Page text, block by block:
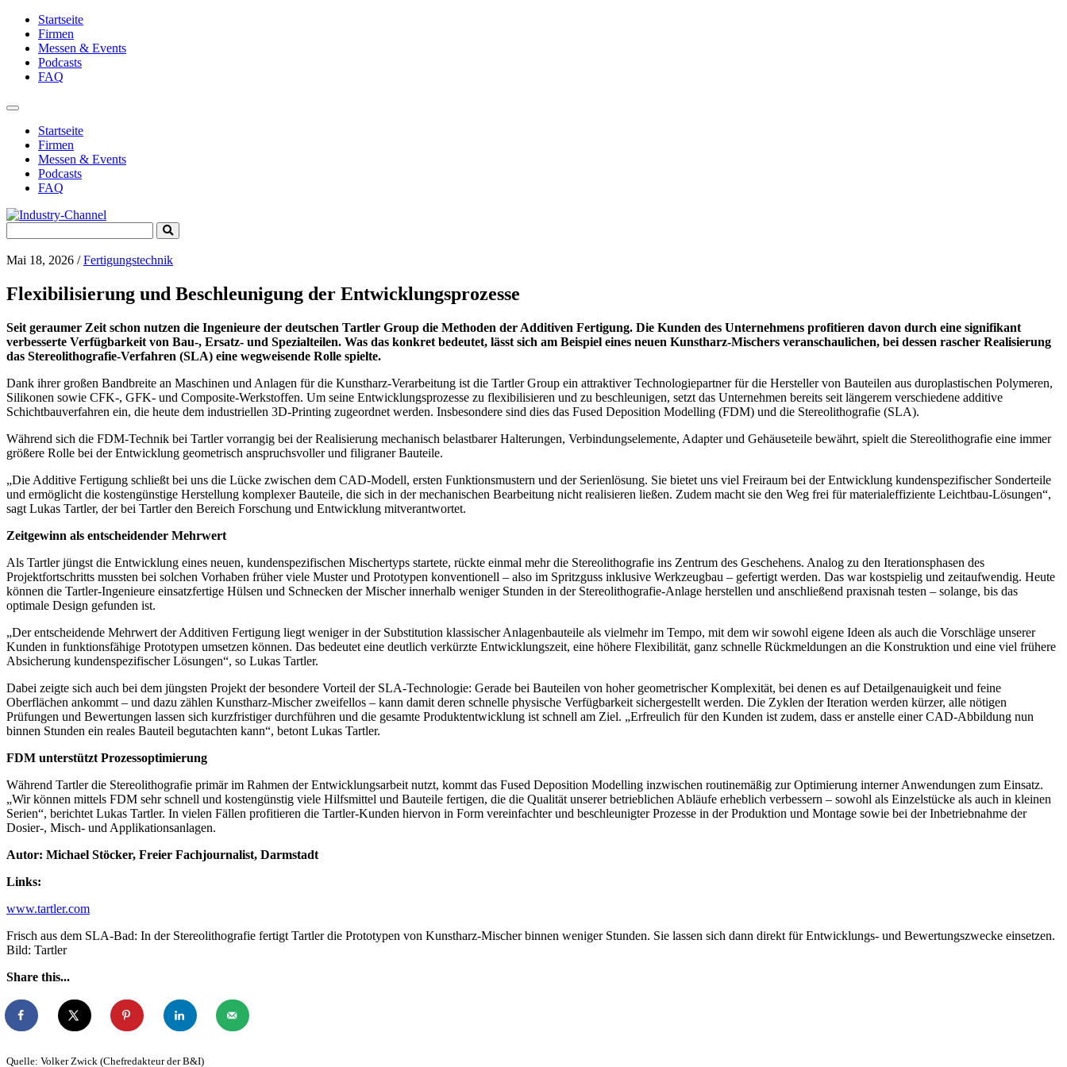
Startseite
Firmen
Messen & Events
Podcasts
FAQ
Toggle
navigationStartseite
Firmen
Messen & Events
Podcasts
FAQ
for:
Submit
Search
Mai 18, 2026 /Fertigungstechnik
Flexibilisierung und Beschleunigung der Entwicklungsprozesse
Seit geraumer Zeit schon nutzen die Ingenieure der deutschen Tartler Group die Methoden der Additiven Fertigung. Die Kunden des Unternehmens profitieren davon durch eine signifikant
verbesserte Verfügbarkeit von Bau-, Ersatz- und Spezialteilen. Was das konkret bedeutet, lässt sich am Beispiel eines neuen Kunstharz-Mischers veranschaulichen, bei dessen rascher Realisierung
das Stereolithografie-Verfahren (SLA) eine wegweisende Rolle spielte.
Dank ihrer großen Bandbreite an Maschinen und Anlagen für die Kunstharz-Verarbeitung ist die Tartler Group ein attraktiver Technologiepartner für die Hersteller von Bauteilen aus duroplastischen Polymeren,
Silikonen sowie CFK-, GFK- und Composite-Werkstoffen. Um seine Entwicklungsprozesse zu flexibilisieren und zu beschleunigen, setzt das Unternehmen bereits seit längerem verschiedene additive
Schichtbauverfahren ein, die heute dem industriellen 3D-Printing zugeordnet werden. Insbesondere sind dies das Fused Deposition Modelling (FDM) und die Stereolithografie (SLA).
Während sich die FDM-Technik bei Tartler vorrangig bei der Realisierung mechanisch belastbarer Halterungen, Verbindungselemente, Adapter und Gehäuseteile bewährt, spielt die Stereolithografie eine immer
größere Rolle bei der Entwicklung geometrisch anspruchsvoller und filigraner Bauteile.
„Die Additive Fertigung schließt bei uns die Lücke zwischen dem CAD-Modell, ersten Funktionsmustern und der Serienlösung. Sie bietet uns viel Freiraum bei der Entwicklung kundenspezifischer Sonderteile
und ermöglicht die kostengünstige Herstellung komplexer Bauteile, die sich in der mechanischen Bearbeitung nicht realisieren ließen. Zudem macht sie den Weg frei für materialeffiziente Leichtbau-Lösungen“,
sagt Lukas Tartler, der bei Tartler den Bereich Forschung und Entwicklung mitverantwortet.
Zeitgewinn als entscheidender Mehrwert
Als Tartler jüngst die Entwicklung eines neuen, kundenspezifischen Mischertyps startete, rückte einmal mehr die Stereolithografie ins Zentrum des Geschehens. Analog zu den Iterationsphasen des
Projektfortschritts mussten bei solchen Vorhaben früher viele Muster und Prototypen konventionell – also im Spritzguss inklusive Werkzeugbau – gefertigt werden. Das war kostspielig und zeitaufwendig. Heute
können die Tartler-Ingenieure einsatzfertige Hülsen und Schnecken der Mischer innerhalb weniger Stunden in der Stereolithografie-Anlage herstellen und anschließend praxisnah testen – solange, bis das
optimale Design gefunden ist.
„Der entscheidende Mehrwert der Additiven Fertigung liegt weniger in der Substitution klassischer Anlagenbauteile als vielmehr im Tempo, mit dem wir sowohl eigene Ideen als auch die Vorschläge unserer
Kunden in funktionsfähige Prototypen umsetzen können. Das bedeutet eine deutlich verkürzte Entwicklungszeit, eine höhere Flexibilität, ganz schnelle Rückmeldungen an die Konstruktion und eine viel frühere
Absicherung kundenspezifischer Lösungen“, so Lukas Tartler.
Dabei zeigte sich auch bei dem jüngsten Projekt der besondere Vorteil der SLA-Technologie: Gerade bei Bauteilen von hoher geometrischer Komplexität, bei denen es auf Detailgenauigkeit und feine
Oberflächen ankommt – und dazu zählen Kunstharz-Mischer zweifellos – kann damit deren schnelle physische Verfügbarkeit sichergestellt werden. Die Zyklen der Iteration werden kürzer, alle nötigen
Prüfungen und Bewertungen lassen sich kurzfristiger durchführen und die gesamte Produktentwicklung ist schnell am Ziel. „Erfreulich für den Kunden ist zudem, dass er anstelle einer CAD-Abbildung nun
binnen Stunden ein reales Bauteil begutachten kann“, betont Lukas Tartler.
FDM unterstützt Prozessoptimierung
Während Tartler die Stereolithografie primär im Rahmen der Entwicklungsarbeit nutzt, kommt das Fused Deposition Modelling inzwischen routinemäßig zur Optimierung interner Anwendungen zum Einsatz.
„Wir können mittels FDM sehr schnell und kostengünstig viele Hilfsmittel und Bauteile fertigen, die die Qualität unserer betrieblichen Abläufe erheblich verbessern – sowohl als Einzelstücke als auch in kleinen
Serien“, berichtet Lukas Tartler. In vielen Fällen profitieren die Tartler-Kunden hiervon in Form vereinfachter und beschleunigter Prozesse in der Produktion und Montage sowie bei der Inbetriebnahme der
Dosier-, Misch- und Applikationsanlagen.
Autor: Michael Stöcker, Freier Fachjournalist, Darmstadt
Links:
www.tartler.com
Frisch aus dem SLA-Bad: In der Stereolithografie fertigt Tartler die Prototypen von Kunstharz-Mischer binnen weniger Stunden. Sie lassen sich dann direkt für Entwicklungs- und Bewertungszwecke einsetzen.
Bild: Tartler
Share this...
Quelle: Volker Zwick (Chefredakteur der B&I)